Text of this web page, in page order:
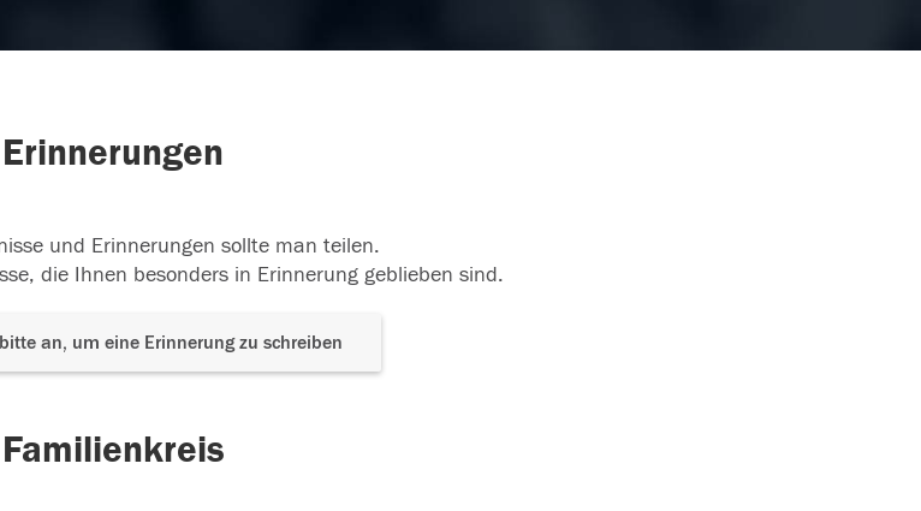
Erinnerungen
und Erinnerungen sollte man teilen.
die Ihnen besonders in Erinnerung geblieben sind.
an, um eine Erinnerung zu schreiben
Familienkreis